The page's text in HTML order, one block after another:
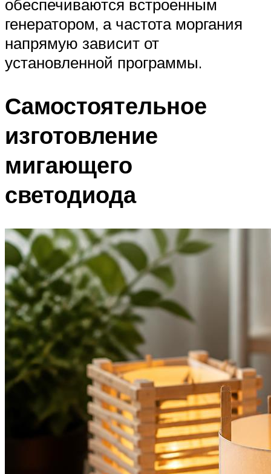
обеспечиваются встроенным
генератором, а частота моргания
напрямую зависит от
установленной программы.
Самостоятельное
изготовление
мигающего
светодиода